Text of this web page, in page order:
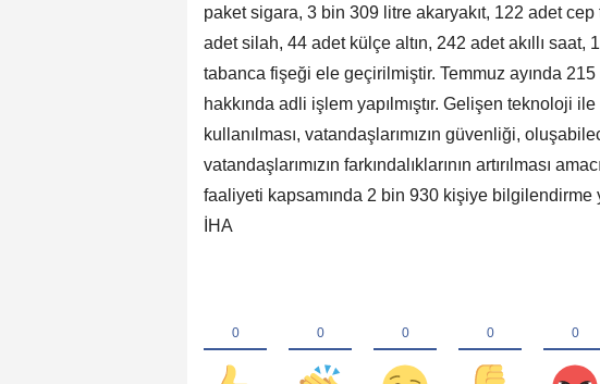
paket sigara, 3 bin 309 litre akaryakıt, 122 adet
adet silah, 44 adet külçe altın, 242 adet akıllı
tabanca fişeği ele geçirilmiştir. Temmuz ayında
hakkında adli işlem yapılmıştır. Gelişen teknoloji
kullanılması, vatandaşlarımızın güvenliği,
vatandaşlarımızın farkındalıklarının artırılması
faaliyeti kapsamında 2 bin 930 kişiye bilgilendirme
İHA